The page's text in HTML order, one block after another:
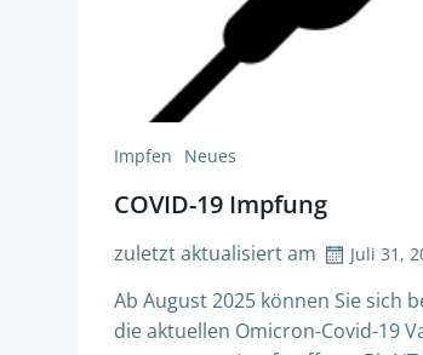
Impfen Neues
COVID-19 Impfung
zuletzt aktualisiert am Juli 31,
Ab August 2025 können Sie sich
die aktuellen Omicron-Covid-19